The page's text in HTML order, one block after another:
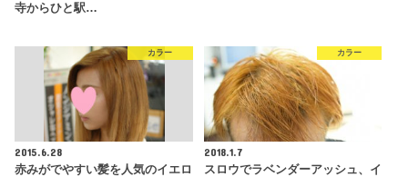
寺からひと駅…
カラー
2015.6.28
赤みがでやすい髪を人気のイエロ
カラー
2018.1.7
スロウでラベンダーアッシュ、イ